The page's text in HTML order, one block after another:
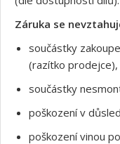
Záruka se
součástky
(razítko prodejce),
součástky
poškození v
poškození vinou